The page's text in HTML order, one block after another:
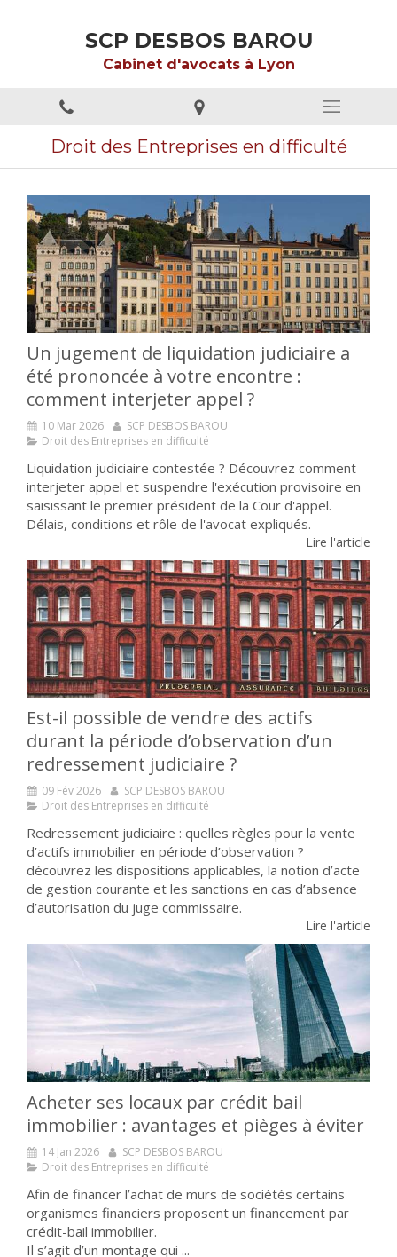
SCP DESBOS BAROU
Cabinet d'avocats à Lyon
Droit des Entreprises en difficulté
Un jugement de liquidation judiciaire a
été prononcée à votre encontre :
comment interjeter appel ?
10 Mar 2026
SCP DESBOS BAROU
Droit des Entreprises en difficulté
Liquidation judiciaire contestée ? Découvrez comment
interjeter appel et suspendre l'exécution provisoire en
saisissant le premier président de la Cour d'appel.
Délais, conditions et rôle de l'avocat expliqués.
Lire l'article
Est-il possible de vendre des actifs
durant la période d’observation d’un
redressement judiciaire ?
09 Fév 2026
SCP DESBOS BAROU
Droit des Entreprises en difficulté
Redressement judiciaire : quelles règles pour la vente
d’actifs immobilier en période d’observation ?
découvrez les dispositions applicables, la notion d’acte
de gestion courante et les sanctions en cas d’absence
d’autorisation du juge commissaire.
Lire l'article
Acheter ses locaux par crédit bail
immobilier : avantages et pièges à éviter
14 Jan 2026
SCP DESBOS BAROU
Droit des Entreprises en difficulté
Afin de financer l’achat de murs de sociétés certains
organismes financiers proposent un financement par
crédit-bail immobilier.
Il s’agit d’un montage qui ...